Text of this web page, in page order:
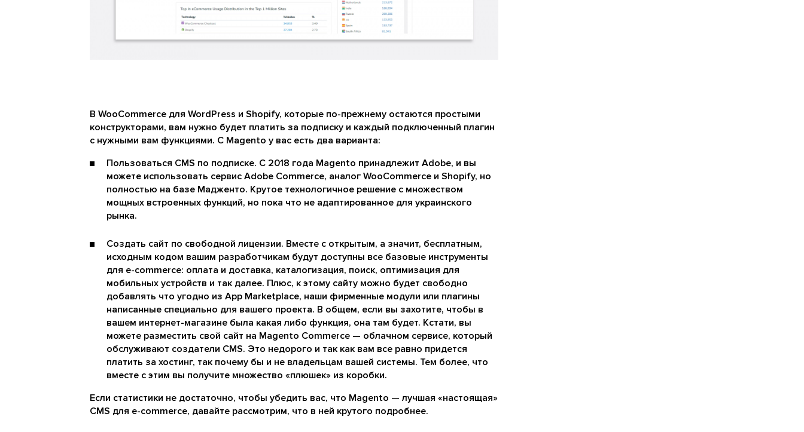
В WooCommerce для WordPress и Shopify, которые по-прежнему остаются простыми
конструкторами, вам нужно будет платить за подписку и каждый подключенный плагин
с нужными вам функциями. C Magento у вас есть два варианта:
Пользоваться CMS по подписке. С 2018 года Magento принадлежит Adobe, и вы
можете использовать сервис Adobe Commerce, аналог WooCommerce и Shopify, но
полностью на базе Мадженто. Крутое технологичное решение с множеством
мощных встроенных функций, но пока что не адаптированное для украинского
рынка.
Создать сайт по свободной лицензии. Вместе с открытым, а значит, бесплатным,
исходным кодом вашим разработчикам будут доступны все базовые инструменты
для e-commerce: оплата и доставка, каталогизация, поиск, оптимизация для
мобильных устройств и так далее. Плюс, к этому сайту можно будет свободно
добавлять что угодно из App Marketplace, наши фирменные модули или плагины
написанные специально для вашего проекта. В общем, если вы захотите, чтобы в
вашем интернет-магазине была какая либо функция, она там будет. Кстати, вы
можете разместить свой сайт на Magento Commerce — облачном сервисе, который
обслуживают создатели CMS. Это недорого и так как вам все равно придется
платить за хостинг, так почему бы и не владельцам вашей системы. Тем более, что
вместе с этим вы получите множество «плюшек» из коробки.
Если статистики не достаточно, чтобы убедить вас, что Magento — лучшая «настоящая»
CMS для e-commerce, давайте рассмотрим, что в ней крутого подробнее.